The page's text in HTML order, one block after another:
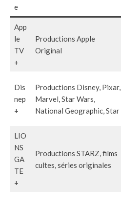
e
App
le
TV
+
Productions Apple
Original
Dis
nep
+
Productions Disney, Pixar,
Marvel, Star Wars,
National Geographic, Star
LIO
NS
GA
TE
+
Productions STARZ, films
cultes, séries originales